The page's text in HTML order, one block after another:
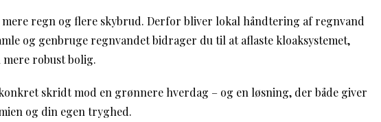
regn og flere skybrud. Derfor bliver lokal håndtering af regnvand
og genbruge regnvandet bidrager du til at aflaste kloaksystemet,
mere robust bolig.
skridt mod en grønnere hverdag – og en løsning, der både giver
og din egen tryghed.